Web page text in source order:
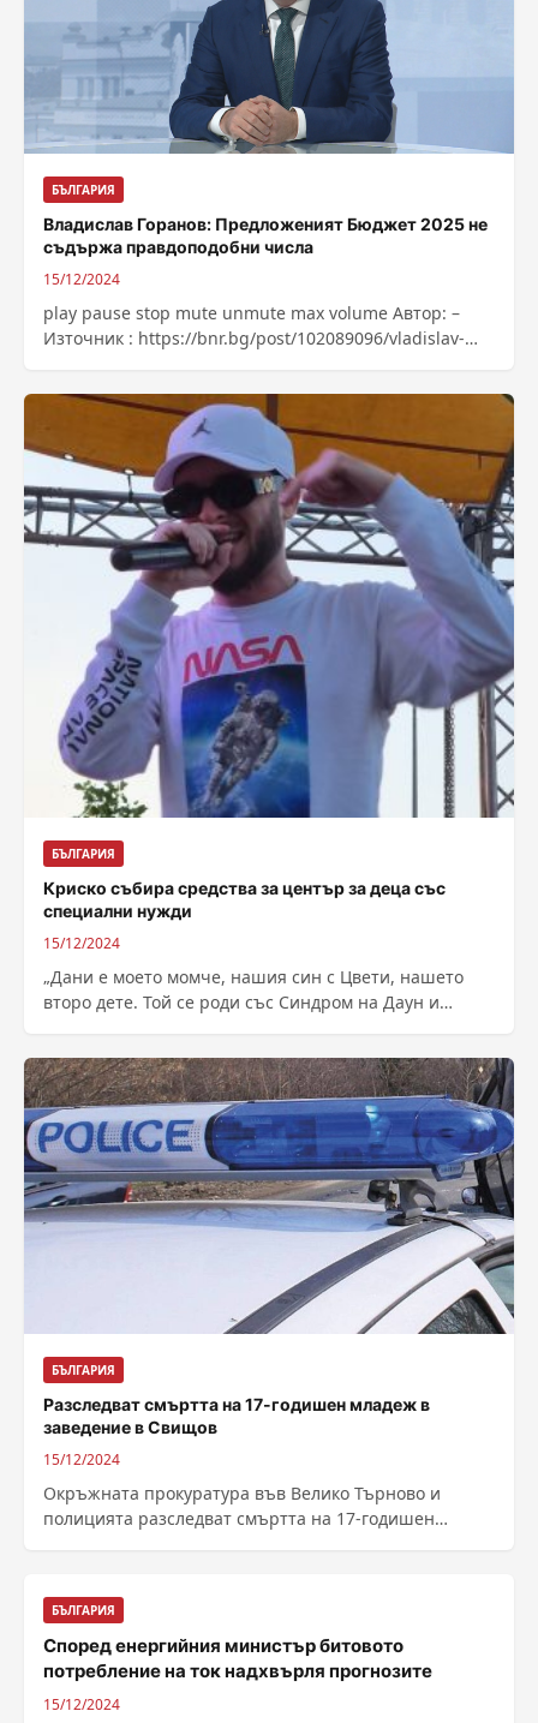
БЪЛГАРИЯ
Владислав Горанов: Предложеният Бюджет 2025 не
съдържа правдоподобни числа
15/12/2024
play pause stop mute unmute max volume Автор: –
Източник : https://bnr.bg/post/102089096/vladislav-
БЪЛГАРИЯ
Криско събира средства за център за деца със
специални нужди
15/12/2024
„Дани е моето момче, нашия син с Цвети, нашето
второ дете. Той се роди със Синдром на Даун и
БЪЛГАРИЯ
Разследват смъртта на 17-годишен младеж в
заведение в Свищов
15/12/2024
Окръжната прокуратура във Велико Търново и
полицията разследват смъртта на 17-годишен
БЪЛГАРИЯ
Според енергийния министър битовото
потребление на ток надхвърля прогнозите
15/12/2024